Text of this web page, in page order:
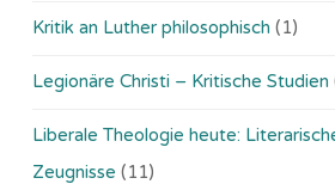
Kritik an Luther philosophisch (1)
Legionäre Christi – Kritische Studien
Liberale Theologie heute:
Zeugnisse (11)